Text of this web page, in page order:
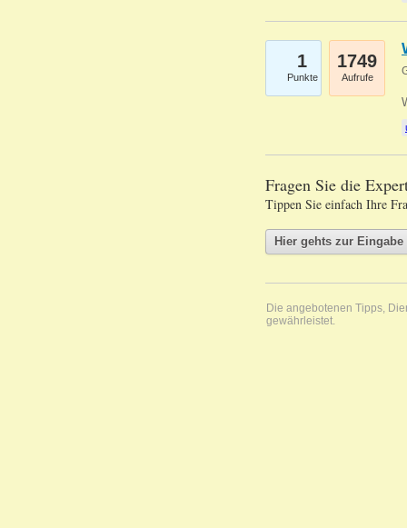
1
Punkte
1749
Aufrufe
Fragen Sie die
Tippen Sie einfach Ihre
Die angebotenen Tipps,
gewährleistet.